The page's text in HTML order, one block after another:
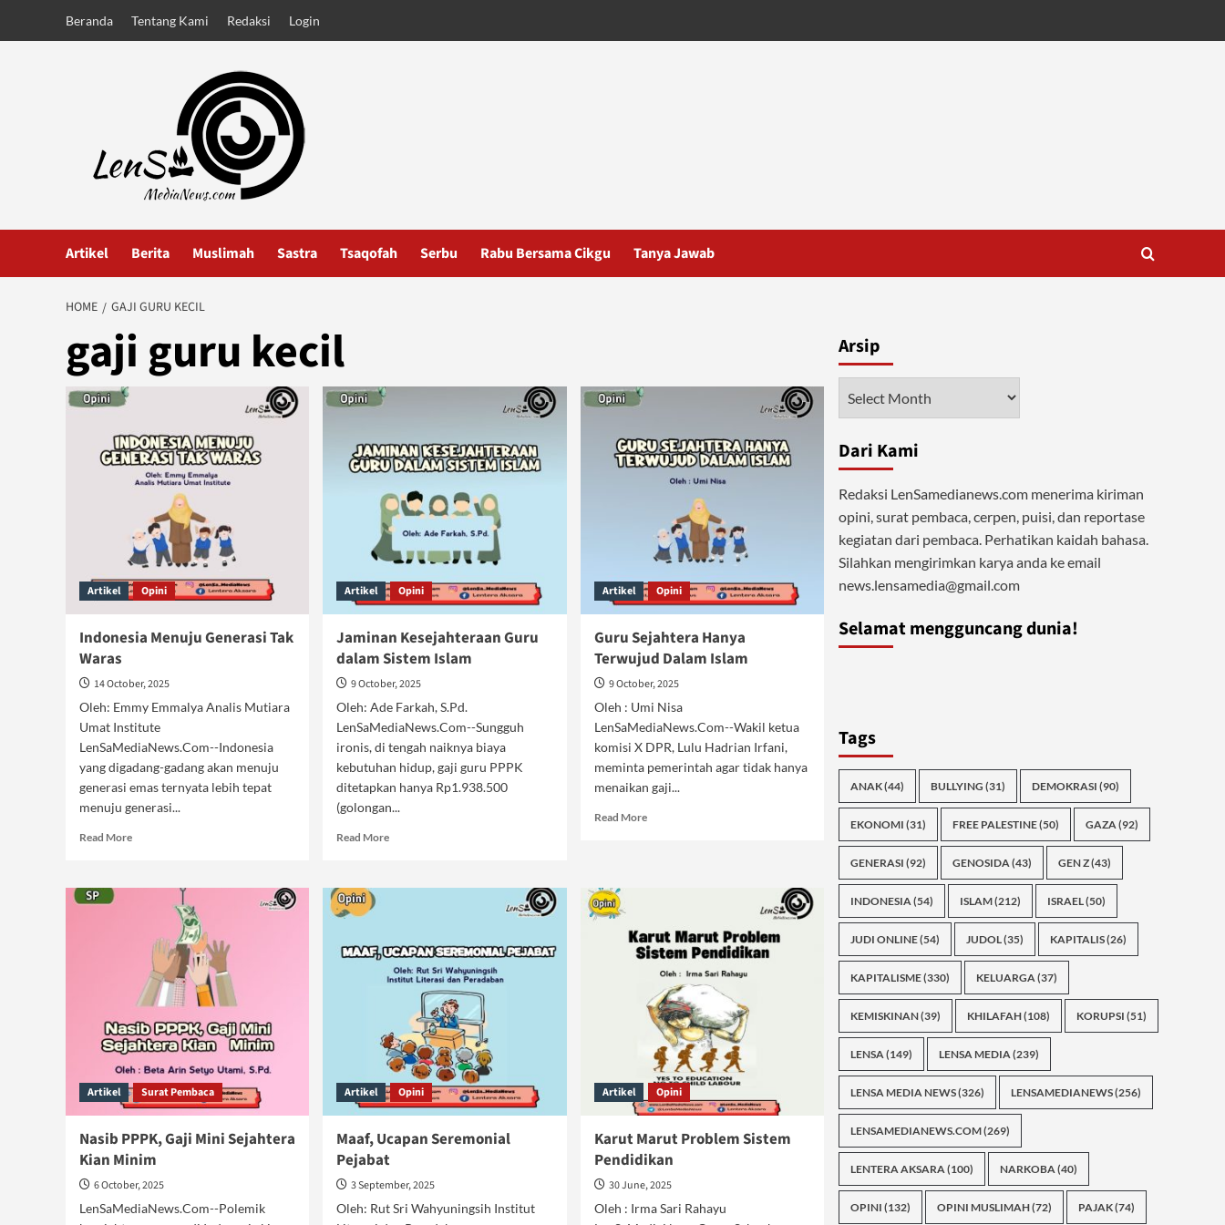
Beranda Tentang Kami Redaksi Login
Artikel Berita Muslimah Sastra Tsaqofah Serbu Rabu Bersama Cikgu Tanya Jawab
HOME GAJI GURU KECIL
gaji guru kecil
Artikel Opini
Indonesia Menuju Generasi Tak
Waras
14 October, 2025
Oleh: Emmy Emmalya Analis Mutiara
Umat Institute
LenSaMediaNews.Com--Indonesia
yang digadang-gadang akan menuju
generasi emas ternyata lebih tepat
menuju generasi...
Read MoreRead
Indonesia
Waras
Artikel Opini
Jaminan Kesejahteraan Guru
dalam Sistem Islam
9 October, 2025
Oleh: Ade Farkah, S.Pd.
LenSaMediaNews.Com--Sungguh
ironis, di tengah naiknya biaya
kebutuhan hidup, gaji guru PPPK
ditetapkan hanya Rp1.938.500
(golongan...
Read MoreRead
Jaminan
Sistem
Islam
Artikel Opini
Guru Sejahtera Hanya
Terwujud Dalam Islam
9 October, 2025
Oleh : Umi Nisa
LenSaMediaNews.Com--Wakil ketua
komisi X DPR, Lulu Hadrian Irfani,
meminta pemerintah agar tidak hanya
menaikan gaji...
Read MoreRead
Dalam
Islam
Artikel Surat Pembaca
Nasib PPPK, Gaji Mini Sejahtera
Kian Minim
6 October, 2025
LenSaMediaNews.Com--Polemik
Artikel Opini
Maaf, Ucapan Seremonial
Pejabat
3 September, 2025
Oleh: Rut Sri Wahyuningsih Institut
Artikel Opini
Karut Marut Problem Sistem
Pendidikan
30 June, 2025
Oleh : Irma Sari Rahayu
Arsip
Dari Kami
Redaksi LenSamedianews.com menerima kiriman
opini, surat pembaca, cerpen, puisi, dan reportase
kegiatan dari pembaca. Perhatikan kaidah bahasa.
Silahkan mengirimkan karya anda ke email
news.lensamedia@gmail.com
Selamat mengguncang dunia!
Tags
ANAK(44) BULLYING (31) DEMOKRASI (90)
EKONOMI (31) FREE PALESTINE(50) GAZA(92)
GENERASI (92) GENOSIDA(43) GEN Z(43)
INDONESIA(54) ISLAM(212) ISRAEL(50)
JUDI ONLINE(54) JUDOL(35) KAPITALIS(26)
KAPITALISME(330) KELUARGA(37)
KEMISKINAN(39) KHILAFAH(108) KORUPSI (51)
LENSA(149) LENSA MEDIA(239)
LENSA MEDIA NEWS(326) LENSAMEDIANEWS(256)
LENSAMEDIANEWS.COM(269)
LENTERA AKSARA(100) NARKOBA(40)
OPINI (132) OPINI MUSLIMAH(72) PAJAK(74)